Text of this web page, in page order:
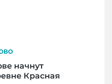
начнут
Красная